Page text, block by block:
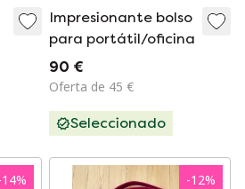
Impresionante bolso
para portátil/oficina
90 €
Oferta de 45 €
Seleccionado
14% -12%